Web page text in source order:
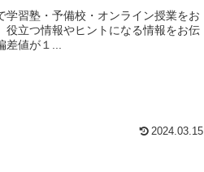
学習塾・予備校・オンライン授業をお
役立つ情報やヒントになる情報をお伝
値が１...
2024.03.15